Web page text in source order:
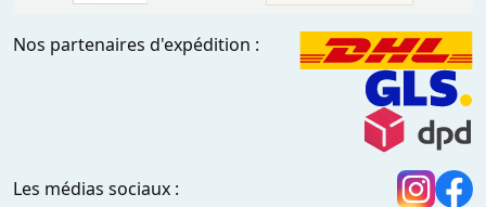
Nos partenaires d'expédition :
Les médias sociaux :